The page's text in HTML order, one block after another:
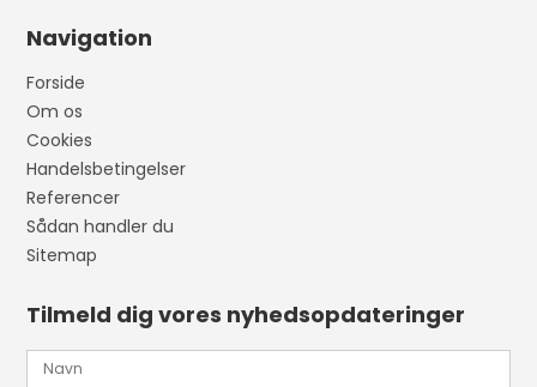
Navigation
Forside
Om os
Cookies
Handelsbetingelser
Referencer
Sådan handler du
Sitemap
Tilmeld dig vores nyhedsopdateringer